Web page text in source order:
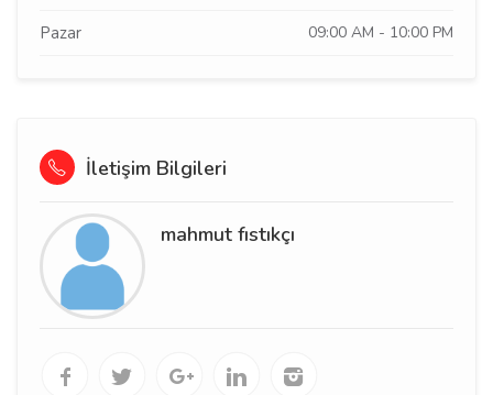
Pazar 09:00 AM - 10:00 PM
İletişim Bilgileri
mahmut fıstıkçı